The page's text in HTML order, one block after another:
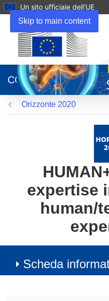
Skip to main content
Un sito ufficiale dell’UE
apre
in
una
nuova
finestra)
CORDIS
Orizzonte 2020
expertise
human/
Scheda